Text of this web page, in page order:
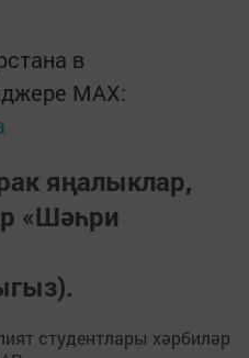
в
MАХ:
яңалыклар,
«Шәһри